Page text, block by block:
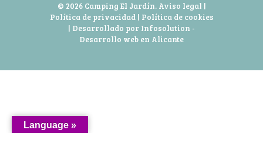
© 2026 Camping El Jardín. Aviso legal |
Política de privacidad| Política de cookies
| Desarrollado por Infosolution -
Desarrollo web en Alicante
Language »